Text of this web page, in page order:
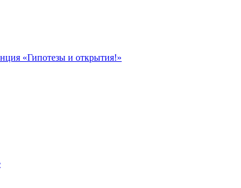
«Гипотезы и открытия!»